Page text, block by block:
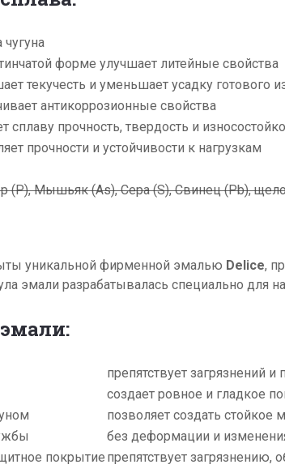
чугуна
форме улучшает литейные свойства
текучесть и уменьшает усадку готового
антикоррозионные свойства
сплаву прочность, твердость и
прочности и устойчивости к нагрузкам
(P), Мышьяк (As), Сера (S), Свинец (Pb),
уникальной фирменной эмалью Delice,
эмали разрабатывалась специально для
препятствует загрязнений
создает ровное и гладкое
позволяет создать стойкое
без деформации и
покрытие препятствует